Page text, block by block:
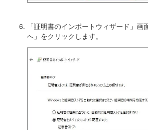
「証明書のインポートウィザード」画
へ」をクリックします。